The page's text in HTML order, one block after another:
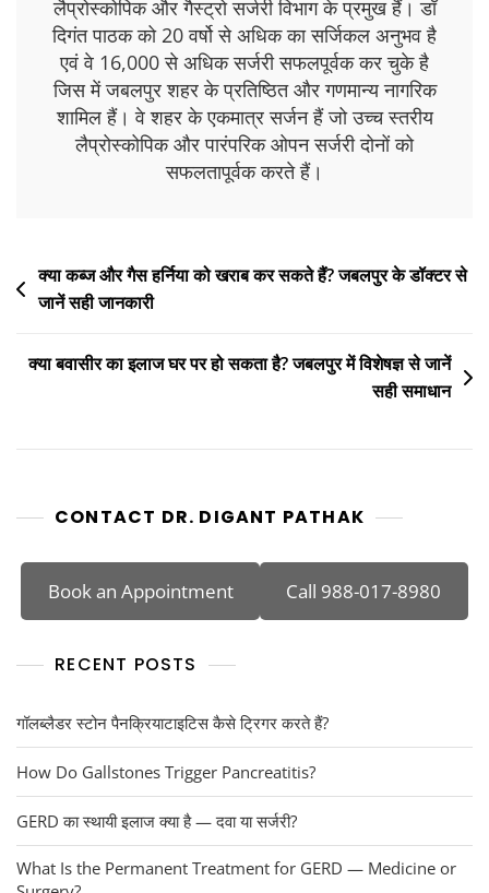
लैप्रोस्कोपिक और गैस्ट्रो सर्जरी विभाग के प्रमुख हैं। डॉ
दिगंत पाठक को 20 वर्षो से अधिक का सर्जिकल अनुभव है
एवं वे 16,000 से अधिक सर्जरी सफलपूर्वक कर चुके है
जिस में जबलपुर शहर के प्रतिष्ठित और गणमान्य नागरिक
शामिल हैं। वे शहर के एकमात्र सर्जन हैं जो उच्च स्तरीय
लैप्रोस्कोपिक और पारंपरिक ओपन सर्जरी दोनों को
सफलतापूर्वक करते हैं।
क्या कब्ज और गैस हर्निया को खराब कर सकते हैं? जबलपुर के डॉक्टर से
जानें सही जानकारी
क्या बवासीर का इलाज घर पर हो सकता है? जबलपुर में विशेषज्ञ से जानें
सही समाधान
CONTACT DR. DIGANT PATHAK
Book an Appointment Call 988-017-8980
RECENT POSTS
गॉलब्लैडर स्टोन पैनक्रियाटाइटिस कैसे ट्रिगर करते हैं?
How Do Gallstones Trigger Pancreatitis?
GERD का स्थायी इलाज क्या है — दवा या सर्जरी?
What Is the Permanent Treatment for GERD — Medicine or